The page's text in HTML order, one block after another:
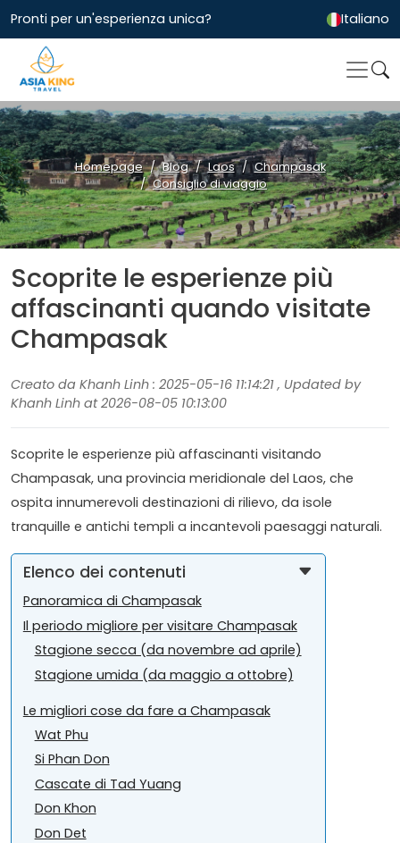
Pronti per un'esperienza unica? Italiano
Homepage Blog Laos
Champasak
Consiglio di viaggio
Scoprite le esperienze più
affascinanti quando visitate
Champasak
Creato da Khanh Linh : 2025-05-16 11:14:21 , Updated by
Khanh Linh at 2026-08-05 10:13:00
Scoprite le esperienze più affascinanti visitando
Champasak, una provincia meridionale del Laos, che
ospita innumerevoli destinazioni di rilievo, da isole
tranquille e antichi templi a incantevoli paesaggi naturali.
Elenco dei contenuti
Panoramica di Champasak
Il periodo migliore per visitare Champasak
Stagione secca (da novembre ad aprile)
Stagione umida (da maggio a ottobre)
Le migliori cose da fare a Champasak
Wat Phu
Si Phan Don
Cascate di Tad Yuang
Don Khon
Don Det